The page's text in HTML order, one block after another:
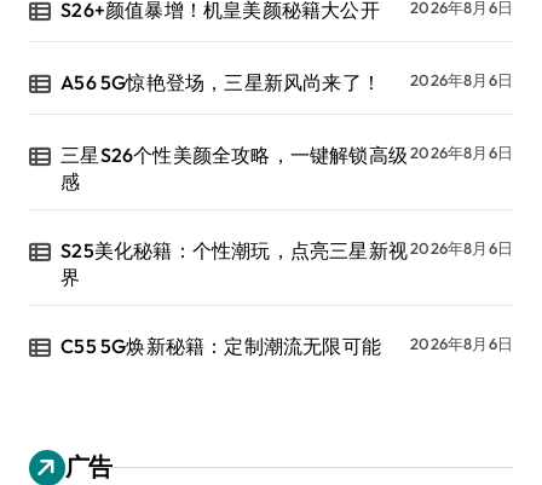
S26+颜值暴增！机皇美颜秘籍大公开 2026年8月6日
A56 5G惊艳登场，三星新风尚来了！ 2026年8月6日
三星S26个性美颜全攻略，一键解锁高级
感
2026年8月6日
S25美化秘籍：个性潮玩，点亮三星新视
界
2026年8月6日
C55 5G焕新秘籍：定制潮流无限可能 2026年8月6日
广告